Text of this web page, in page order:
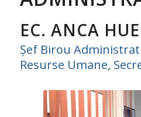
EC. ANCA
Șef Birou
Resurse Umane,